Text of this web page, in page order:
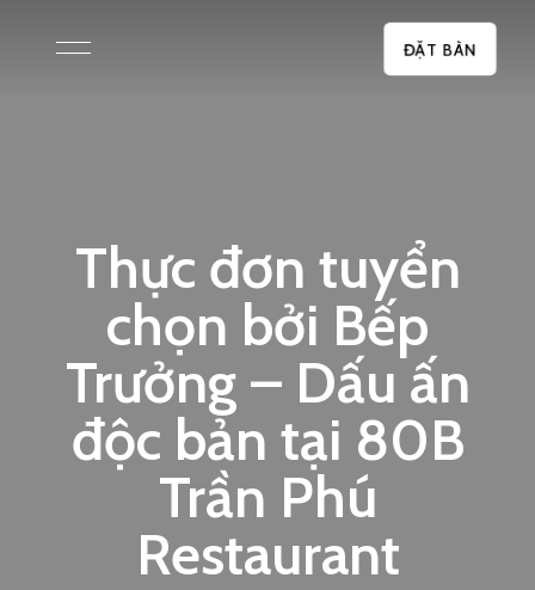
ĐẶT BÀN
Thực đơn tuyển
chọn bởi Bếp
Trưởng – Dấu ấn
độc bản tại 80B
Trần Phú
Restaurant